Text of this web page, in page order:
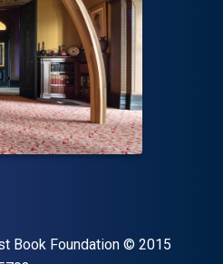
Book Foundation Copyright
© 2015